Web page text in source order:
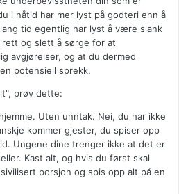
i nåtid har mer lyst på godteri enn å
tid egentlig har lyst å være slank
og slett å sørge for at
avgjørelser, og at du dermed
potensiell sprekk.
prøv dette:
Uten unntak. Nei, du har ikke
kommer gjester, du spiser opp
Ungene dine trenger ikke at det er
Kast alt, og hvis du først skal
porsjon og spis opp alt på en